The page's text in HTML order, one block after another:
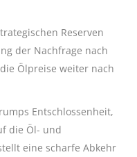
Reserven
der Nachfrage nach
Ölpreise weiter nach
Entschlossenheit,
die Öl- und
eine scharfe Abkehr